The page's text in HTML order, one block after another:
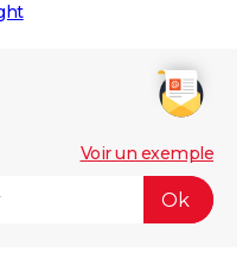
Voir un exemple